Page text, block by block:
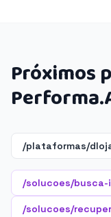
Próximos
/plataformas/
/solucoes/
/solucoes/